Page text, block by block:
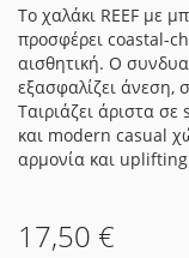
εικόνων
Το χαλάκι REEF με
προσφέρει coastal-
αισθητική. Ο
εξασφαλίζει άνεση,
Ταιριάζει άριστα
και modern casual
αρμονία και uplifting
17,50 €